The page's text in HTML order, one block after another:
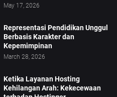
May 17, 2026
Representasi Pendidikan Unggul
Berbasis Karakter dan
Kepemimpinan
March 28, 2026
Ketika Layanan Hosting
Kehilangan Arah: Kekecewaan